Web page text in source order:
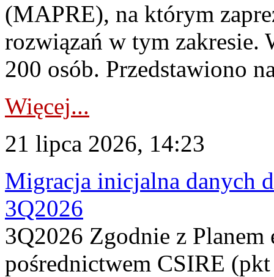
(MAPRE), na którym
rozwiązań w tym zakresie.
200 osób. Przedstawiono
Więcej...
21 lipca 2026, 14:23
Migracja inicjalna danych
3Q2026
3Q2026 Zgodnie z
pośrednictwem CSIRE